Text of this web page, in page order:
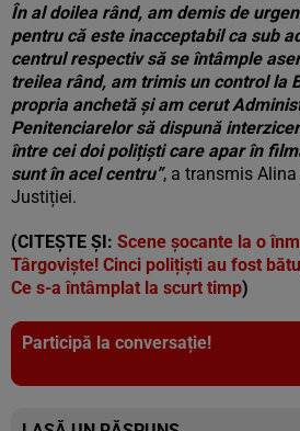
În al doilea rând, am demis de
pentru că este inacceptabil ca sub
centrul respectiv să se întâmple
treilea rând, am trimis un control la
propria anchetă și am cerut
Penitenciarelor să dispună
între cei doi polițiști care apar în
sunt în acel centru”, a transmis
Justiției.
(CITEȘTE ȘI: Scene șocante la o
Târgoviște! Cinci polițiști au fost
Ce s-a întâmplat la scurt timp)
Participă la conversație!